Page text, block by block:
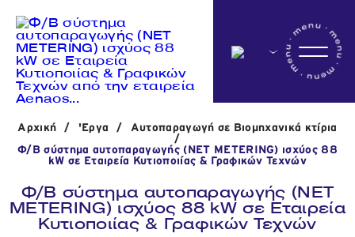
Αρχικη
Η εταιρεία
Δραστηριότητες
Αρχική / 'Εργα /
Αυτοπαραγωγή σε Βιομηχανικά κτίρια
/
Φ/Β σύστημα αυτοπαραγωγής (NET METERING) ισχύος 88
kW σε Εταιρεία Κυτιοποιίας & Γραφικών Τεχνών
Φ/Β σύστημα αυτοπαραγωγής (NET
METERING) ισχύος 88 kW σε Εταιρεία
Κυτιοποιίας & Γραφικών Τεχνών